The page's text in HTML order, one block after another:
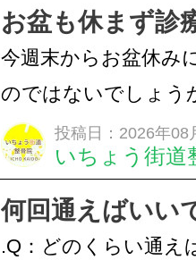
結！数多くの団体が
店街を舞台に最高の
お盆も休まず診
今週末からお盆休み
のではないでしょう
長時間の運転などで
痛・足の疲れが出や
いちょう街道整骨院
も通常通り診療して
投稿日：2026年08
いちょう街道
何回通えばいい
.Q：どのくらい通え